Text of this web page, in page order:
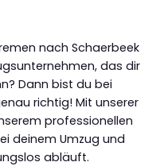
nach Schaerbeek
das dir
Dann bist du bei
richtig! Mit unserer
professionellen
deinem Umzug und
abläuft.